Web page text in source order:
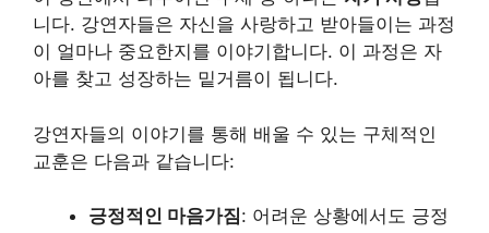
니다. 강연자들은 자신을 사랑하고 받아들이는 과정
이 얼마나 중요한지를 이야기합니다. 이 과정은 자
아를 찾고 성장하는 밑거름이 됩니다.
강연자들의 이야기를 통해 배울 수 있는 구체적인
교훈은 다음과 같습니다:
긍정적인 마음가짐: 어려운 상황에서도 긍정